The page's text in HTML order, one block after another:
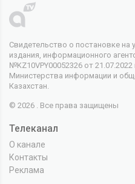
Свидетельство о постановке на
издания, информационного
№KZ10VPY00052326 от
Министерства информации и
Казахстан.
© 2026 . Все права защищены
Телеканал
О канале
Контакты
Реклама